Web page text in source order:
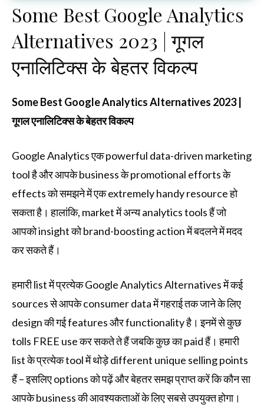
Some Best Google Analytics
Alternatives 2023 | गूगल
एनालिटिक्स के बेहतर विकल्प
Some Best Google Analytics Alternatives 2023 |
गूगल एनालिटिक्स के बेहतर विकल्प
Google Analytics एक powerful data-driven marketing
tool है और आपके business के promotional efforts के
effects को समझने में एक extremely handy resource हो
सकता है। हालांकि, market में अन्य analytics tools हैं जो
आपको insight को brand-boosting action में बदलने में मदद
कर सकते हैं।
हमारी list में प्रत्येक Google Analytics Alternatives में कई
sources से आपके consumer data में गहराई तक जाने के लिए
design की गई features और functionality है। इनमें से कुछ
tolls FREE use कर सकते ते हैं जबकि कुछ का paid हैं। हमारी
list के प्रत्येक tool में थोड़े different unique selling points
हैं – इसलिए options को पढ़ें और बेहतर समझ प्राप्त करें कि कौन सा
आपके business की आवश्यकताओं के लिए सबसे उपयुक्त होगा।